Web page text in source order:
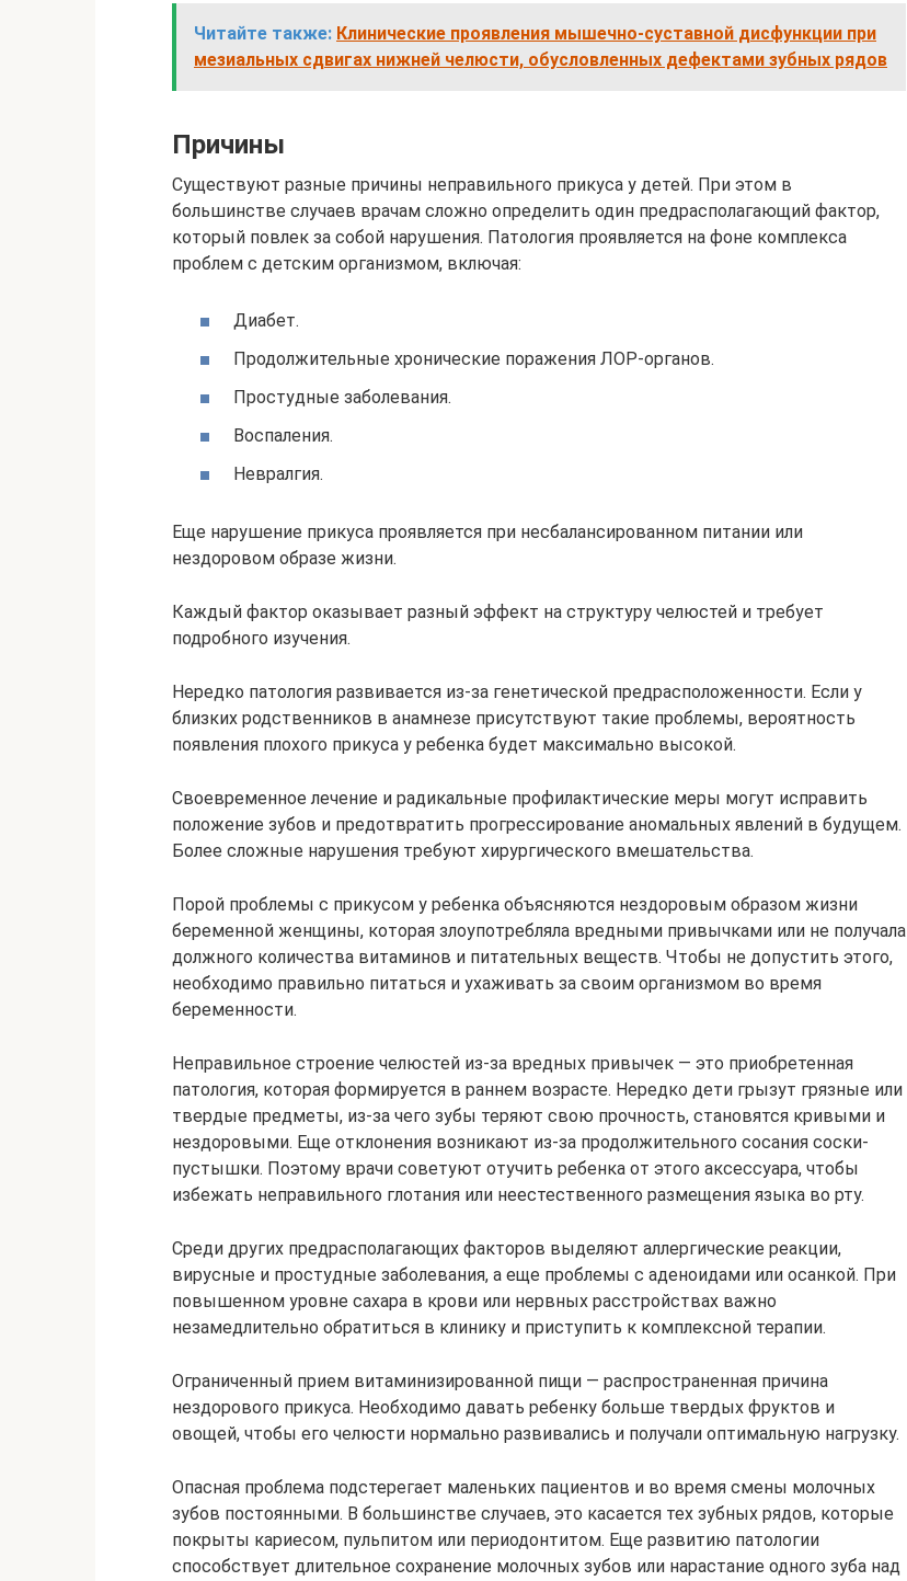
Читайте также: Клинические проявления мышечно-суставной дисфункции при
мезиальных сдвигах нижней челюсти, обусловленных дефектами зубных рядов
Причины
Существуют разные причины неправильного прикуса у детей. При этом в
большинстве случаев врачам сложно определить один предрасполагающий фактор,
который повлек за собой нарушения. Патология проявляется на фоне комплекса
проблем с детским организмом, включая:
Диабет.
Продолжительные хронические поражения ЛОР-органов.
Простудные заболевания.
Воспаления.
Невралгия.
Еще нарушение прикуса проявляется при несбалансированном питании или
нездоровом образе жизни.
Каждый фактор оказывает разный эффект на структуру челюстей и требует
подробного изучения.
Нередко патология развивается из-за генетической предрасположенности. Если у
близких родственников в анамнезе присутствуют такие проблемы, вероятность
появления плохого прикуса у ребенка будет максимально высокой.
Своевременное лечение и радикальные профилактические меры могут исправить
положение зубов и предотвратить прогрессирование аномальных явлений в будущем.
Более сложные нарушения требуют хирургического вмешательства.
Порой проблемы с прикусом у ребенка объясняются нездоровым образом жизни
беременной женщины, которая злоупотребляла вредными привычками или не получала
должного количества витаминов и питательных веществ. Чтобы не допустить этого,
необходимо правильно питаться и ухаживать за своим организмом во время
беременности.
Неправильное строение челюстей из-за вредных привычек — это приобретенная
патология, которая формируется в раннем возрасте. Нередко дети грызут грязные или
твердые предметы, из-за чего зубы теряют свою прочность, становятся кривыми и
нездоровыми. Еще отклонения возникают из-за продолжительного сосания соски-
пустышки. Поэтому врачи советуют отучить ребенка от этого аксессуара, чтобы
избежать неправильного глотания или неестественного размещения языка во рту.
Среди других предрасполагающих факторов выделяют аллергические реакции,
вирусные и простудные заболевания, а еще проблемы с аденоидами или осанкой. При
повышенном уровне сахара в крови или нервных расстройствах важно
незамедлительно обратиться в клинику и приступить к комплексной терапии.
Ограниченный прием витаминизированной пищи — распространенная причина
нездорового прикуса. Необходимо давать ребенку больше твердых фруктов и
овощей, чтобы его челюсти нормально развивались и получали оптимальную нагрузку.
Опасная проблема подстерегает маленьких пациентов и во время смены молочных
зубов постоянными. В большинстве случаев, это касается тех зубных рядов, которые
покрыты кариесом, пульпитом или периодонтитом. Еще развитию патологии
способствует длительное сохранение молочных зубов или нарастание одного зуба над